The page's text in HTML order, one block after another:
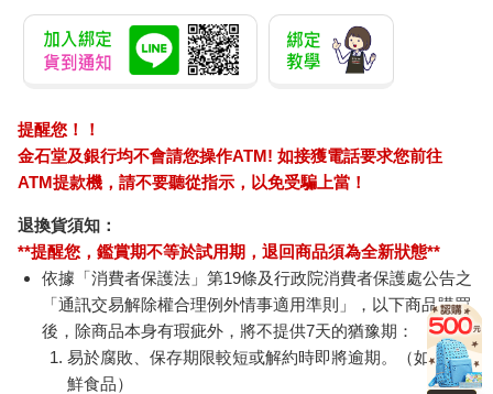
提醒您！！
金石堂及銀行均不會請您操作ATM! 如接獲電話要求您前往
ATM提款機，請不要聽從指示，以免受騙上當！
退換貨須知：
**提醒您，鑑賞期不等於試用期，退回商品須為全新狀態**
依據「消費者保護法」第19條及行政院消費者保護處公告之
「通訊交易解除權合理例外情事適用準則」，以下商品購買
後，除商品本身有瑕疵外，將不提供7天的猶豫期：
易於腐敗、保存期限較短或解約時即將逾期。（如：生
鮮食品）